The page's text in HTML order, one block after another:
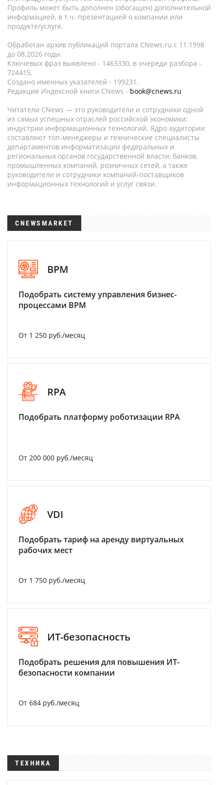
Профиль может быть дополнен (обогащен) дополнительной
информацией, в т.ч. презентацией о компании или
продукте/услуге.
Обработан архив публикаций портала CNews.ru c 11.1998
до 08.2026 годы.
Ключевых фраз выявлено - 1463330, в очереди разбора -
724415.
Создано именных указателей - 199231.
Редакция Индексной книги CNews - book@cnews.ru
Читатели CNews — это руководители и сотрудники одной
из самых успешных отраслей российской экономики:
индустрии информационных технологий. Ядро аудитории
составляют топ-менеджеры и технические специалисты
департаментов информатизации федеральных и
региональных органов государственной власти, банков,
промышленных компаний, розничных сетей, а также
руководители и сотрудники компаний-поставщиков
информационных технологий и услуг связи.
CNEWSMARKET
BPM
Подобрать систему управления бизнес-
процессами BPM
От 1 250 руб./месяц
RPA
Подобрать платформу роботизации RPA
От 200 000 руб./месяц
VDI
Подобрать тариф на аренду виртуальных
рабочих мест
От 1 750 руб./месяц
ИТ-безопасность
Подобрать решения для повышения ИТ-
безопасности компании
От 684 руб./месяц
ТЕХНИКА